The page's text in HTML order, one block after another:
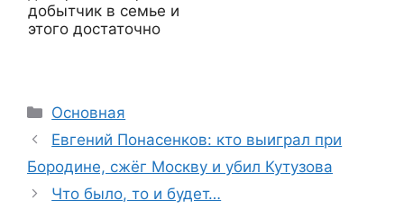
добытчик в семье и
этого достаточно
Рубрики
Основная
Евгений Понасенков: кто выиграл при
Бородине, сжёг Москву и убил Кутузова
Что было, то и будет…